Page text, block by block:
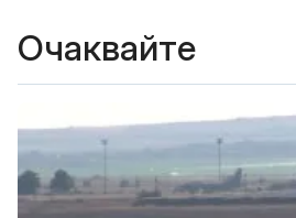
Очаквайте